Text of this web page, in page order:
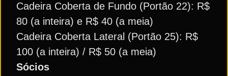
Cadeira Coberta de Fundo (Portão 22): R$
80 (a inteira) e R$ 40 (a meia)
Cadeira Coberta Lateral (Portão 25): R$
100 (a inteira) / R$ 50 (a meia)
Sócios